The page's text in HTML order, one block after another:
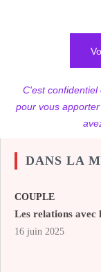
C'est
pour vous
DANS LA
COUPLE
Les relations avec
16 juin 2025